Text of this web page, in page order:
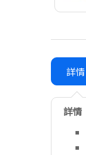
詳情
詳情